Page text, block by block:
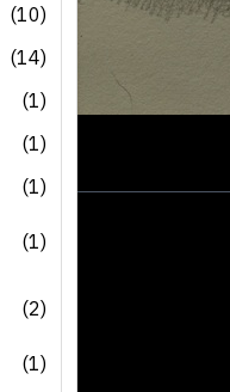
(10)
(14)
(1)
(1)
(1)
(1)
(2)
(1)